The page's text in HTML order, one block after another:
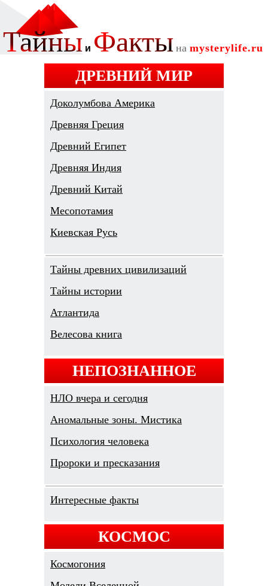
ДРЕВНИЙ МИР
Доколумбова Америка
Древняя Греция
Древний Египет
Древняя Индия
Древний Китай
Месопотамия
Киевская Русь
Тайны древних цивилизаций
Тайны истории
Атлантида
Велесова книга
НЕПОЗНАННОЕ
НЛО вчера и сегодня
Аномальные зоны. Мистика
Психология человека
Пророки и пресказания
Интересные факты
КОСМОС
Космогония